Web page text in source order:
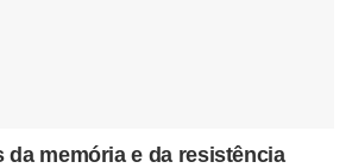
da memória e da resistência